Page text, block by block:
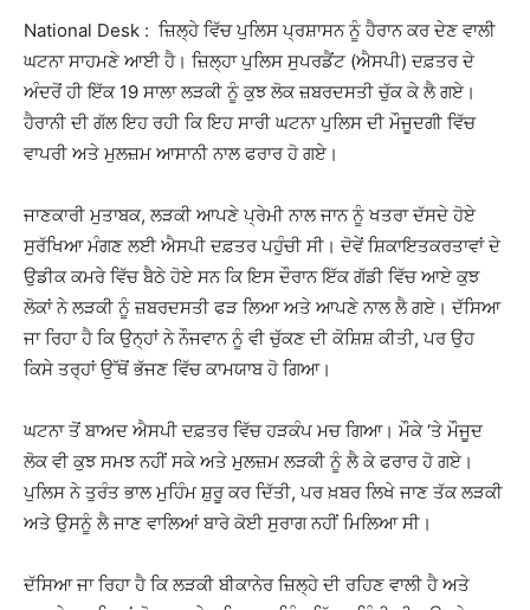
National Desk : ਜ਼ਿਲ੍ਹੇ ਵਿੱਚ ਪੁਲਿਸ ਪ੍ਰਸ਼ਾਸਨ ਨੂੰ ਹੈਰਾਨ ਕਰ ਦੇਣ ਵਾਲੀ
ਘਟਨਾ ਸਾਹਮਣੇ ਆਈ ਹੈ। ਜ਼ਿਲ੍ਹਾ ਪੁਲਿਸ ਸੁਪਰਡੈਂਟ (ਐਸਪੀ) ਦਫ਼ਤਰ ਦੇ
ਅੰਦਰੋਂ ਹੀ ਇੱਕ 19 ਸਾਲਾ ਲੜਕੀ ਨੂੰ ਕੁਝ ਲੋਕ ਜ਼ਬਰਦਸਤੀ ਚੁੱਕ ਕੇ ਲੈ ਗਏ।
ਹੈਰਾਨੀ ਦੀ ਗੱਲ ਇਹ ਰਹੀ ਕਿ ਇਹ ਸਾਰੀ ਘਟਨਾ ਪੁਲਿਸ ਦੀ ਮੌਜੂਦਗੀ ਵਿੱਚ
ਵਾਪਰੀ ਅਤੇ ਮੁਲਜ਼ਮ ਆਸਾਨੀ ਨਾਲ ਫਰਾਰ ਹੋ ਗਏ।
ਜਾਣਕਾਰੀ ਮੁਤਾਬਕ, ਲੜਕੀ ਆਪਣੇ ਪ੍ਰੇਮੀ ਨਾਲ ਜਾਨ ਨੂੰ ਖਤਰਾ ਦੱਸਦੇ ਹੋਏ
ਸੁਰੱਖਿਆ ਮੰਗਣ ਲਈ ਐਸਪੀ ਦਫ਼ਤਰ ਪਹੁੰਚੀ ਸੀ। ਦੋਵੇਂ ਸ਼ਿਕਾਇਤਕਰਤਾਵਾਂ ਦੇ
ਉਡੀਕ ਕਮਰੇ ਵਿੱਚ ਬੈਠੇ ਹੋਏ ਸਨ ਕਿ ਇਸ ਦੌਰਾਨ ਇੱਕ ਗੱਡੀ ਵਿੱਚ ਆਏ ਕੁਝ
ਲੋਕਾਂ ਨੇ ਲੜਕੀ ਨੂੰ ਜ਼ਬਰਦਸਤੀ ਫੜ ਲਿਆ ਅਤੇ ਆਪਣੇ ਨਾਲ ਲੈ ਗਏ। ਦੱਸਿਆ
ਜਾ ਰਿਹਾ ਹੈ ਕਿ ਉਨ੍ਹਾਂ ਨੇ ਨੌਜਵਾਨ ਨੂੰ ਵੀ ਚੁੱਕਣ ਦੀ ਕੋਸ਼ਿਸ਼ ਕੀਤੀ, ਪਰ ਉਹ
ਕਿਸੇ ਤਰ੍ਹਾਂ ਉੱਥੋਂ ਭੱਜਣ ਵਿੱਚ ਕਾਮਯਾਬ ਹੋ ਗਿਆ।
ਘਟਨਾ ਤੋਂ ਬਾਅਦ ਐਸਪੀ ਦਫ਼ਤਰ ਵਿੱਚ ਹੜਕੰਪ ਮਚ ਗਿਆ। ਮੌਕੇ ‘ਤੇ ਮੌਜੂਦ
ਲੋਕ ਵੀ ਕੁਝ ਸਮਝ ਨਹੀਂ ਸਕੇ ਅਤੇ ਮੁਲਜ਼ਮ ਲੜਕੀ ਨੂੰ ਲੈ ਕੇ ਫਰਾਰ ਹੋ ਗਏ।
ਪੁਲਿਸ ਨੇ ਤੁਰੰਤ ਭਾਲ ਮੁਹਿੰਮ ਸ਼ੁਰੂ ਕਰ ਦਿੱਤੀ, ਪਰ ਖ਼ਬਰ ਲਿਖੇ ਜਾਣ ਤੱਕ ਲੜਕੀ
ਅਤੇ ਉਸਨੂੰ ਲੈ ਜਾਣ ਵਾਲਿਆਂ ਬਾਰੇ ਕੋਈ ਸੁਰਾਗ ਨਹੀਂ ਮਿਲਿਆ ਸੀ।
ਦੱਸਿਆ ਜਾ ਰਿਹਾ ਹੈ ਕਿ ਲੜਕੀ ਬੀਕਾਨੇਰ ਜ਼ਿਲ੍ਹੇ ਦੀ ਰਹਿਣ ਵਾਲੀ ਹੈ ਅਤੇ